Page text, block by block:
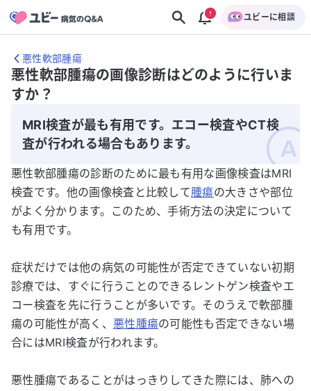
ユビーに相談
悪性軟部腫瘍
悪性軟部腫瘍の画像診断はどのように行いま
すか？
MRI検査が最も有用です。エコー検査やCT検
査が行われる場合もあります。
悪性軟部腫瘍の診断のために最も有用な画像検査はMRI
検査です。他の画像検査と比較して腫瘍の大きさや部位
がよく分かります。このため、手術方法の決定について
も有用です。
症状だけでは他の病気の可能性が否定できていない初期
診療では、すぐに行うことのできるレントゲン検査やエ
コー検査を先に行うことが多いです。そのうえで軟部腫
瘍の可能性が高く、 悪性腫瘍の可能性も否定できない場
合にはMRI検査が行われます。
悪性腫瘍であることがはっきりしてきた際には、肺への